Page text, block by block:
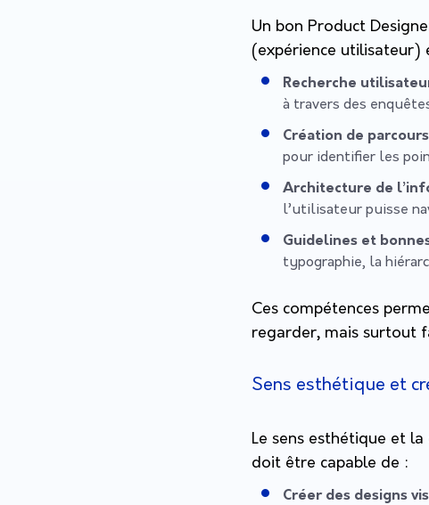
Un bon Product
(expérience utilisateur)
Recherche
à travers des
Création de
pour identifier les
Architecture de
l’utilisateur puisse
Guidelines et
typographie, la
Ces compétences
regarder, mais surtout
Sens esthétique et
Le sens esthétique et
doit être capable de :
Créer des designs